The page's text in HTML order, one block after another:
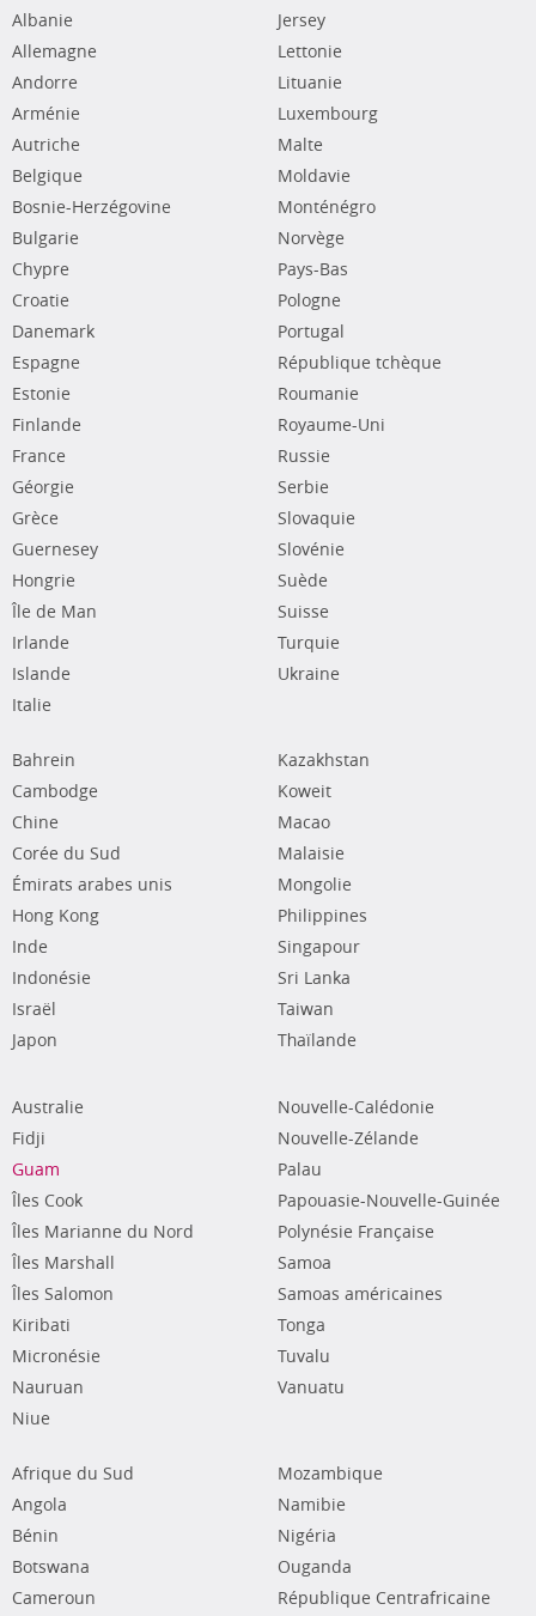
Albanie
Allemagne
Andorre
Arménie
Autriche
Belgique
Bosnie-Herzégovine
Bulgarie
Chypre
Croatie
Danemark
Espagne
Estonie
Finlande
France
Géorgie
Grèce
Guernesey
Hongrie
Île de Man
Irlande
Islande
Italie
Jersey
Lettonie
Lituanie
Luxembourg
Malte
Moldavie
Monténégro
Norvège
Pays-Bas
Pologne
Portugal
République tchèque
Roumanie
Royaume-Uni
Russie
Serbie
Slovaquie
Slovénie
Suède
Suisse
Turquie
Ukraine
Bahrein
Cambodge
Chine
Corée du Sud
Émirats arabes unis
Hong Kong
Inde
Indonésie
Israël
Japon
Kazakhstan
Koweit
Macao
Malaisie
Mongolie
Philippines
Singapour
Sri Lanka
Taiwan
Thaïlande
Australie
Fidji
Guam
Îles Cook
Îles Marianne du Nord
Îles Marshall
Îles Salomon
Kiribati
Micronésie
Nauruan
Niue
Nouvelle-Calédonie
Nouvelle-Zélande
Palau
Papouasie-Nouvelle-Guinée
Polynésie Française
Samoa
Samoas américaines
Tonga
Tuvalu
Vanuatu
Afrique du Sud
Angola
Bénin
Botswana
Cameroun
Mozambique
Namibie
Nigéria
Ouganda
République Centrafricaine